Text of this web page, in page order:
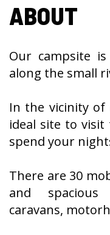
ABOUT
Our campsite
along the small
In the vicinity
ideal site to
spend your
There are 30
and
caravans,